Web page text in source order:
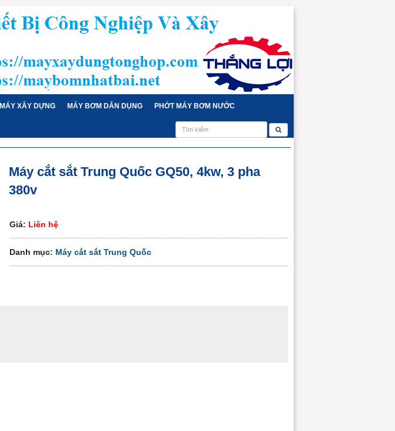
MÁY XÂY DỰNG MÁY BƠM DÂN DỤNG PHỚT MÁY BƠM NƯỚC
Máy cắt sắt Trung Quốc GQ50, 4kw, 3 pha
380v
Giá: Liên hệ
Danh mục: Máy cắt sắt Trung Quốc